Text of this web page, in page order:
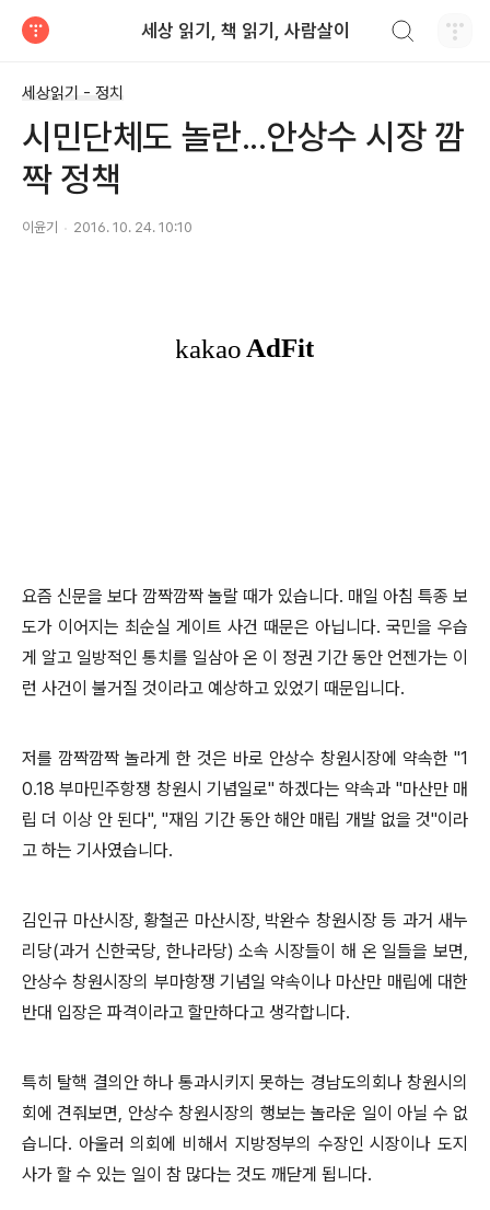
세상 읽기, 책 읽기, 사람살이
세상읽기 - 정치
시민단체도 놀란...안상수 시장 깜
짝 정책
이윤기 2016. 10. 24. 10:10
요즘 신문을 보다 깜짝깜짝 놀랄 때가 있습니다. 매일 아침 특종 보
도가 이어지는 최순실 게이트 사건 때문은 아닙니다. 국민을 우습
게 알고 일방적인 통치를 일삼아 온 이 정권 기간 동안 언젠가는 이
런 사건이 불거질 것이라고 예상하고 있었기 때문입니다.
저를 깜짝깜짝 놀라게 한 것은 바로 안상수 창원시장에 약속한 "1
0.18 부마민주항쟁 창원시 기념일로" 하겠다는 약속과 "마산만 매
립 더 이상 안 된다", "재임 기간 동안 해안 매립 개발 없을 것"이라
고 하는 기사였습니다.
김인규 마산시장, 황철곤 마산시장, 박완수 창원시장 등 과거 새누
리당(과거 신한국당, 한나라당) 소속 시장들이 해 온 일들을 보면,
안상수 창원시장의 부마항쟁 기념일 약속이나 마산만 매립에 대한
반대 입장은 파격이라고 할만하다고 생각합니다.
특히 탈핵 결의안 하나 통과시키지 못하는 경남도의회나 창원시의
회에 견줘보면, 안상수 창원시장의 행보는 놀라운 일이 아닐 수 없
습니다. 아울러 의회에 비해서 지방정부의 수장인 시장이나 도지
사가 할 수 있는 일이 참 많다는 것도 깨닫게 됩니다.